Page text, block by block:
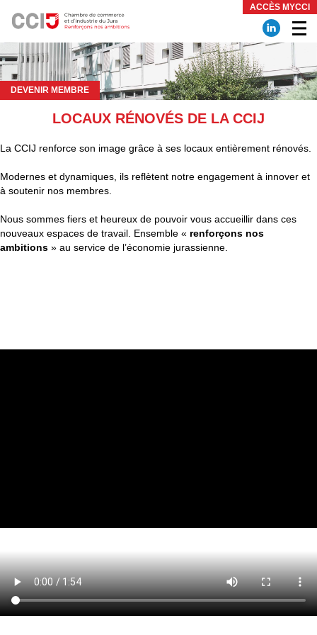
ACCÈS MYCCI
DEVENIR MEMBRE
LOCAUX RÉNOVÉS DE LA CCIJ
La CCIJ renforce son image grâce à ses locaux entièrement rénovés.
Modernes et dynamiques, ils reflètent notre engagement à innover et
à soutenir nos membres.
Nous sommes fiers et heureux de pouvoir vous accueillir dans ces
nouveaux espaces de travail. Ensemble « renforçons nos
ambitions » au service de l’économie jurassienne.